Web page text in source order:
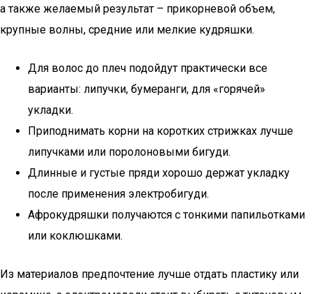
а также желаемый результат – прикорневой объем,
крупные волны, средние или мелкие кудряшки.
Для волос до плеч подойдут практически все
варианты: липучки, бумеранги, для «горячей»
укладки.
Приподнимать корни на коротких стрижках лучше
липучками или поролоновыми бигуди.
Длинные и густые пряди хорошо держат укладку
после применения электробигуди.
Афрокудряшки получаются с тонкими папильотками
или коклюшками.
Из материалов предпочтение лучше отдать пластику или